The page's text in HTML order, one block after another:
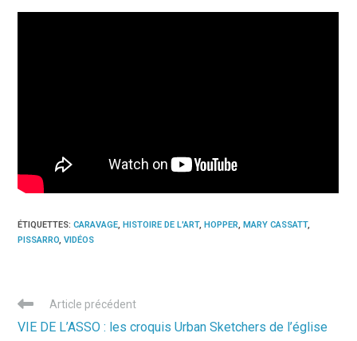
ÉTIQUETTES:CARAVAGE, HISTOIRE DE L'ART, HOPPER, MARY CASSATT,
PISSARRO, VIDÉOS
Read
articles
Article précédent
VIE DE L’ASSO : les croquis Urban Sketchers de l’église